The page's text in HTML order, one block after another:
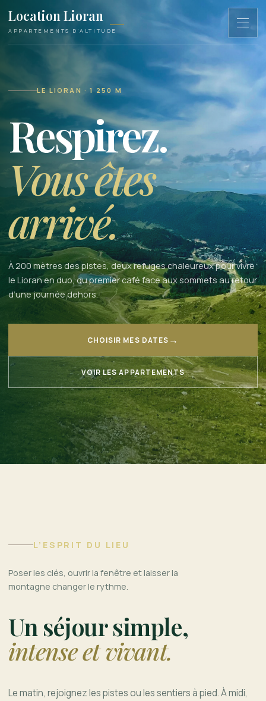
Location Lioran
APPARTEMENTS D’ALTITUDE
LE LIORAN · 1 250 M
Respirez.
Vous êtes
arrivé.
À 200 mètres des pistes, deux refuges chaleureux pour vivre
le Lioran en duo, du premier café face aux sommets au retour
d’une journée dehors.
CHOISIR MES DATES →
VOIR LES APPARTEMENTS
L’ESPRIT DU LIEU
Poser les clés, ouvrir la fenêtre et laisser la
montagne changer le rythme.
Un séjour simple,
intense et vivant.
Le matin, rejoignez les pistes ou les sentiers à pied. À midi,